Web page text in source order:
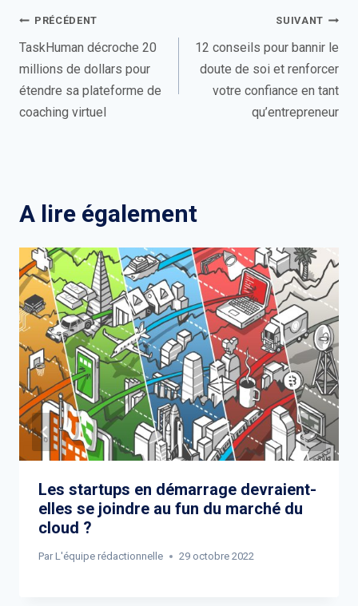
Navigation
de
l’article
PRÉCÉDENT
TaskHuman décroche 20
millions de dollars pour
étendre sa plateforme de
coaching virtuel
SUIVANT
12 conseils pour bannir le
doute de soi et renforcer
votre confiance en tant
qu’entrepreneur
A lire également
Les startups en démarrage devraient-
elles se joindre au fun du marché du
cloud ?
Par L'équipe rédactionnelle 29 octobre 2022